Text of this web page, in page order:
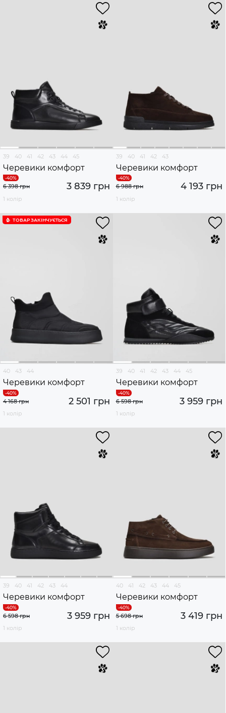
39 40 41 42 43 44 45
Черевики комфорт
3 839 грн
6 398 грн
1 колір
39 40 41 42 43
Черевики комфорт
4 193 грн
6 988 грн
1 колір
ТОВАР ЗАКІНЧУЄTЬСЯ
40 43 44
Черевики комфорт
2 501 грн
4 168 грн
1 колір
39 40 41 42 43 44 45
Черевики комфорт
3 959 грн
6 598 грн
1 колір
39 40 41 42 43 44
Черевики комфорт
3 959 грн
6 598 грн
1 колір
40 41 42 43 44 45
Черевики комфорт
3 419 грн
5 698 грн
1 колір